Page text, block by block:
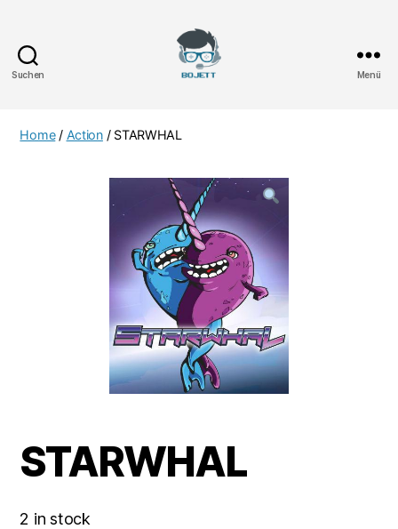
Suchen Menü
Home/ Action/ STARWHAL
STARWHAL
2 in stock